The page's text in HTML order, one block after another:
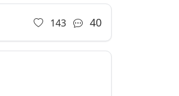
143 40